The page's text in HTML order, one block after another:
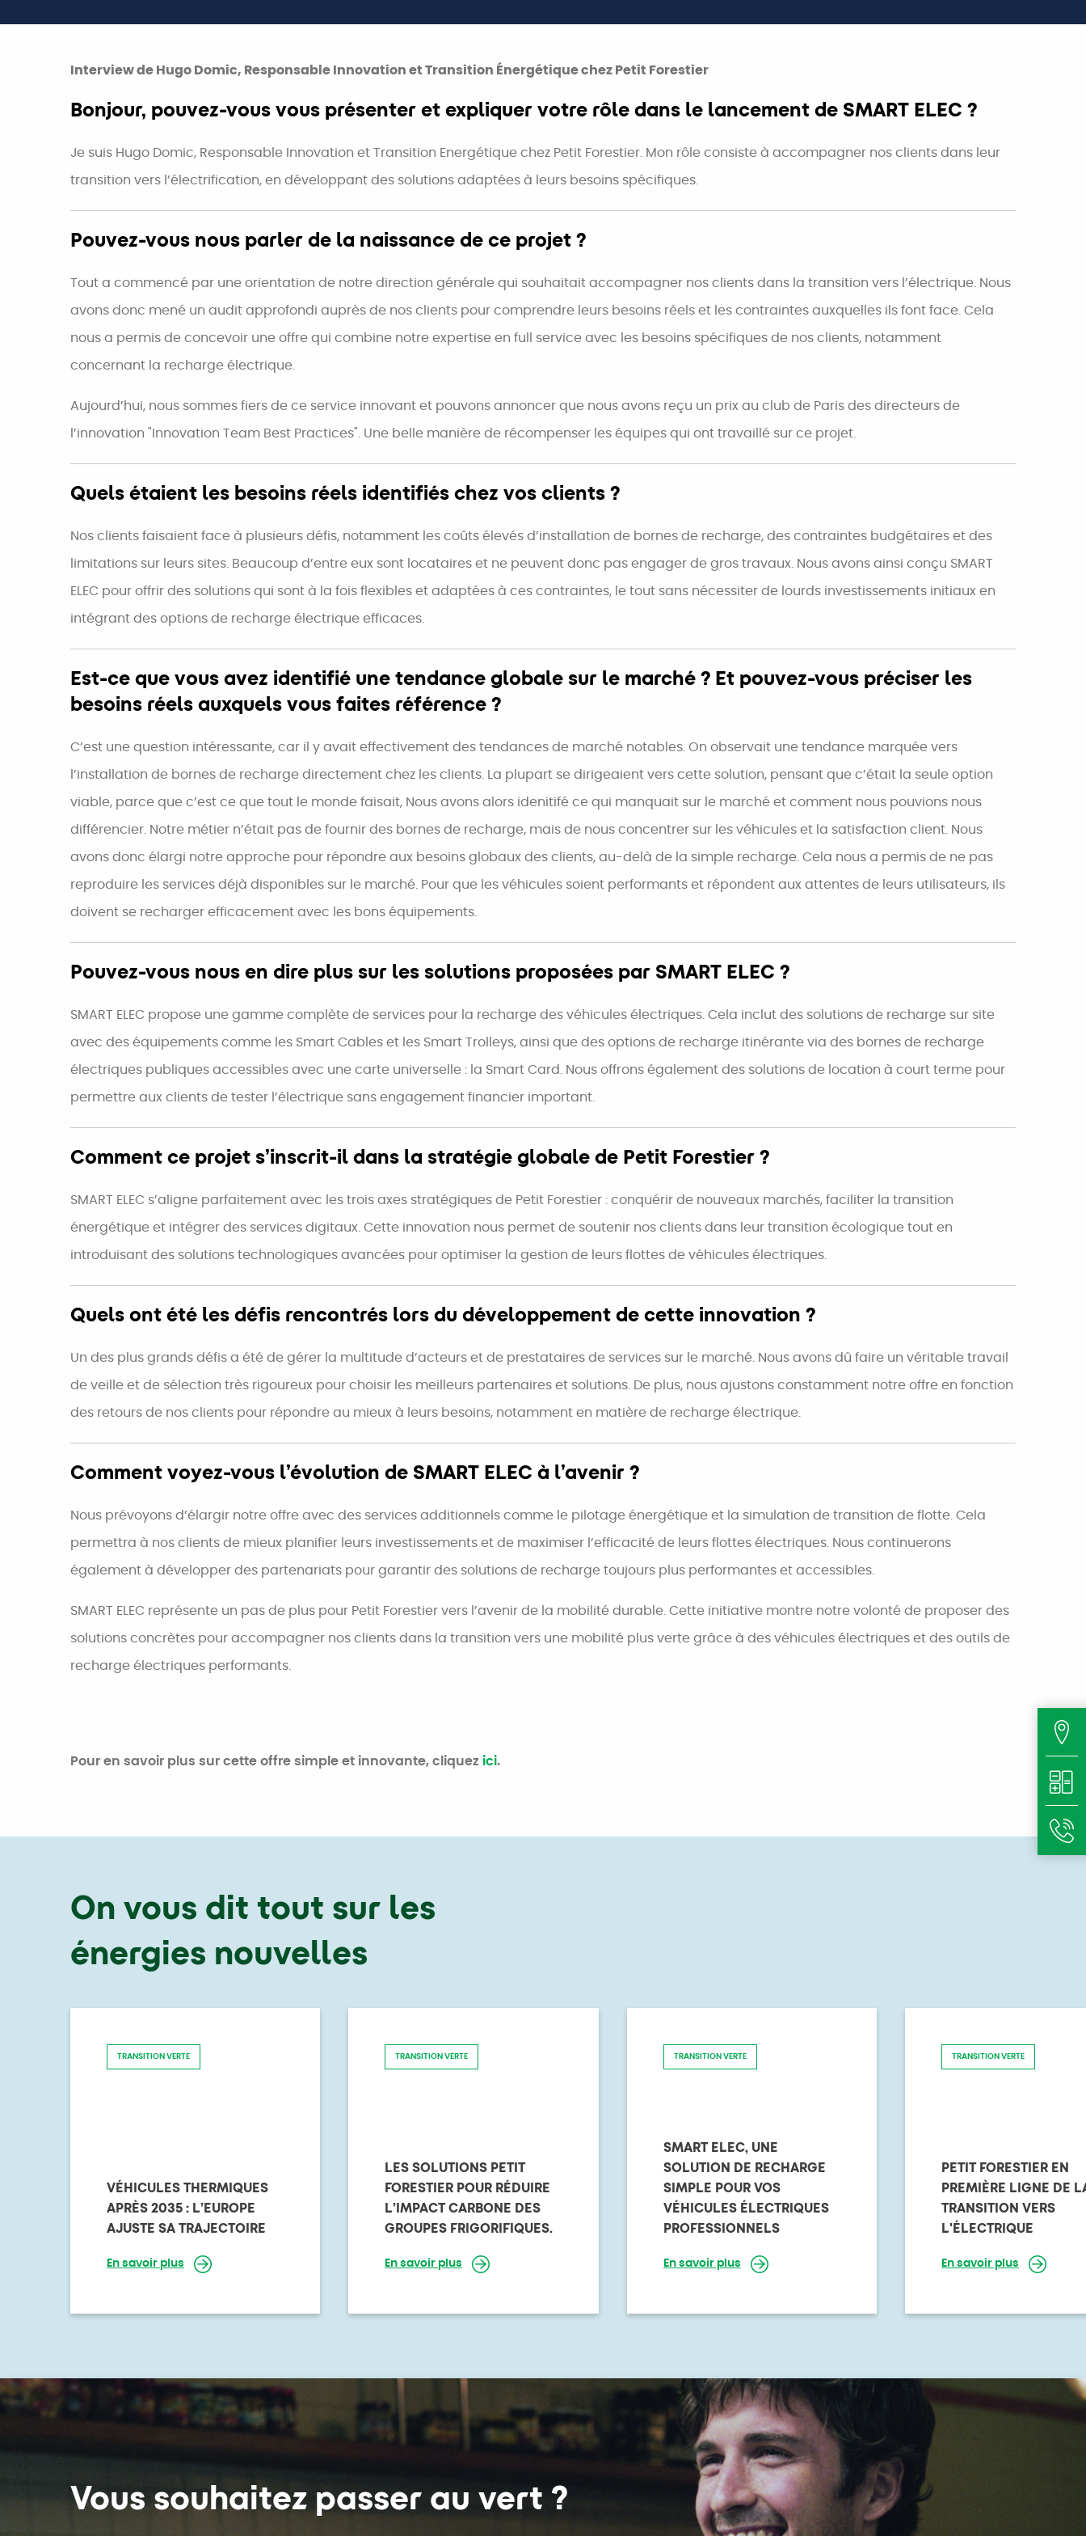
Interview de Hugo Domic, Responsable Innovation et Transition Énergétique chez Petit Forestier
Bonjour, pouvez-vous vous présenter et expliquer votre rôle dans le lancement de SMART ELEC ?
Je suis Hugo Domic, Responsable Innovation et Transition Energétique chez Petit Forestier. Mon rôle consiste à accompagner nos clients dans leur
transition vers l’électrification, en développant des solutions adaptées à leurs besoins spécifiques.
Pouvez-vous nous parler de la naissance de ce projet ?
Tout a commencé par une orientation de notre direction générale qui souhaitait accompagner nos clients dans la transition vers l’électrique. Nous
avons donc mené un audit approfondi auprès de nos clients pour comprendre leurs besoins réels et les contraintes auxquelles ils font face. Cela
nous a permis de concevoir une offre qui combine notre expertise en full service avec les besoins spécifiques de nos clients, notamment
concernant la recharge électrique.
Aujourd’hui, nous sommes fiers de ce service innovant et pouvons annoncer que nous avons reçu un prix au club de Paris des directeurs de
l’innovation "Innovation Team Best Practices". Une belle manière de récompenser les équipes qui ont travaillé sur ce projet.
Quels étaient les besoins réels identifiés chez vos clients ?
Nos clients faisaient face à plusieurs défis, notamment les coûts élevés d’installation de bornes de recharge, des contraintes budgétaires et des
limitations sur leurs sites. Beaucoup d’entre eux sont locataires et ne peuvent donc pas engager de gros travaux. Nous avons ainsi conçu SMART
ELEC pour offrir des solutions qui sont à la fois flexibles et adaptées à ces contraintes, le tout sans nécessiter de lourds investissements initiaux en
intégrant des options de recharge électrique efficaces.
Est-ce que vous avez identifié une tendance globale sur le marché ? Et pouvez-vous préciser les
besoins réels auxquels vous faites référence ?
C’est une question intéressante, car il y avait effectivement des tendances de marché notables. On observait une tendance marquée vers
l’installation de bornes de recharge directement chez les clients. La plupart se dirigeaient vers cette solution, pensant que c’était la seule option
viable, parce que c’est ce que tout le monde faisait, Nous avons alors idenitifé ce qui manquait sur le marché et comment nous pouvions nous
différencier. Notre métier n’était pas de fournir des bornes de recharge, mais de nous concentrer sur les véhicules et la satisfaction client. Nous
avons donc élargi notre approche pour répondre aux besoins globaux des clients, au-delà de la simple recharge. Cela nous a permis de ne pas
reproduire les services déjà disponibles sur le marché. Pour que les véhicules soient performants et répondent aux attentes de leurs utilisateurs, ils
doivent se recharger efficacement avec les bons équipements.
Pouvez-vous nous en dire plus sur les solutions proposées par SMART ELEC ?
SMART ELEC propose une gamme complète de services pour la recharge des véhicules électriques. Cela inclut des solutions de recharge sur site
avec des équipements comme les Smart Cables et les Smart Trolleys, ainsi que des options de recharge itinérante via des bornes de recharge
électriques publiques accessibles avec une carte universelle : la Smart Card. Nous offrons également des solutions de location à court terme pour
permettre aux clients de tester l’électrique sans engagement financier important.
Comment ce projet s’inscrit-il dans la stratégie globale de Petit Forestier ?
SMART ELEC s’aligne parfaitement avec les trois axes stratégiques de Petit Forestier : conquérir de nouveaux marchés, faciliter la transition
énergétique et intégrer des services digitaux. Cette innovation nous permet de soutenir nos clients dans leur transition écologique tout en
introduisant des solutions technologiques avancées pour optimiser la gestion de leurs flottes de véhicules électriques.
Quels ont été les défis rencontrés lors du développement de cette innovation ?
Un des plus grands défis a été de gérer la multitude d’acteurs et de prestataires de services sur le marché. Nous avons dû faire un véritable travail
de veille et de sélection très rigoureux pour choisir les meilleurs partenaires et solutions. De plus, nous ajustons constamment notre offre en fonction
des retours de nos clients pour répondre au mieux à leurs besoins, notamment en matière de recharge électrique.
Comment voyez-vous l’évolution de SMART ELEC à l’avenir ?
Nous prévoyons d’élargir notre offre avec des services additionnels comme le pilotage énergétique et la simulation de transition de flotte. Cela
permettra à nos clients de mieux planifier leurs investissements et de maximiser l’efficacité de leurs flottes électriques. Nous continuerons
également à développer des partenariats pour garantir des solutions de recharge toujours plus performantes et accessibles.
SMART ELEC représente un pas de plus pour Petit Forestier vers l’avenir de la mobilité durable. Cette initiative montre notre volonté de proposer des
solutions concrètes pour accompagner nos clients dans la transition vers une mobilité plus verte grâce à des véhicules électriques et des outils de
recharge électriques performants.
Pour en savoir plus sur cette offre simple et innovante, cliquez ici.
On vous dit tout sur les
énergies nouvelles
TRANSITION VERTE
VÉHICULES THERMIQUES
APRÈS 2035 : L’EUROPE
AJUSTE SA TRAJECTOIRE
En savoir plus
TRANSITION VERTE
LES SOLUTIONS PETIT
FORESTIER POUR RÉDUIRE
L’IMPACT CARBONE DES
GROUPES FRIGORIFIQUES.
En savoir plus
TRANSITION VERTE
SMART ELEC, UNE
SOLUTION DE RECHARGE
SIMPLE POUR VOS
VÉHICULES ÉLECTRIQUES
PROFESSIONNELS
En savoir plus
TRANSITION VERTE
PETIT FORESTIER EN
PREMIÈRE LIGNE DE
TRANSITION VERS
L'ÉLECTRIQUE
En savoir plus
Vous souhaitez passer au vert ?